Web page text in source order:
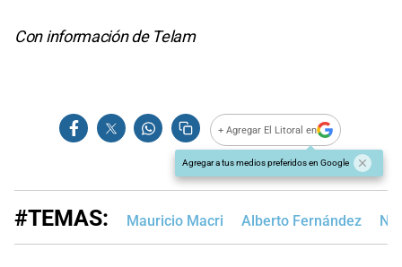
Con información de Telam
+ Agregar El Litoral en
Agregar a tus medios preferidos en Google
#TEMAS: Mauricio Macri Alberto Fernández